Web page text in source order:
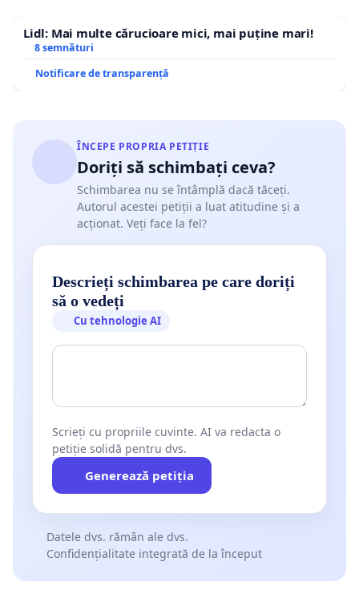
Lidl: Mai multe cărucioare mici, mai puține mari!
8 semnături
Notificare de transparență
ÎNCEPE PROPRIA PETIȚIE
Doriți să schimbați ceva?
Schimbarea nu se întâmplă dacă tăceți.
Autorul acestei petiții a luat atitudine și a
acționat. Veți face la fel?
Descrieți schimbarea pe care doriți
să o vedeți
Cu tehnologie AI
Scrieți cu propriile cuvinte. AI va redacta o
petiție solidă pentru dvs.
Generează petiția
Datele dvs. rămân ale dvs.
Confidențialitate integrată de la început